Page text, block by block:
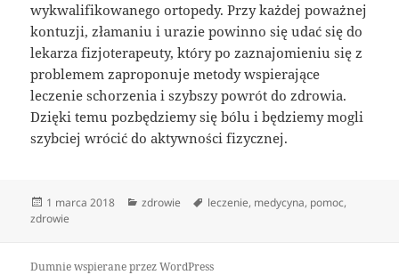
wykwalifikowanego ortopedy. Przy każdej poważnej
kontuzji, złamaniu i urazie powinno się udać się do
lekarza fizjoterapeuty, który po zaznajomieniu się z
problemem zaproponuje metody wspierające
leczenie schorzenia i szybszy powrót do zdrowia.
Dzięki temu pozbędziemy się bólu i będziemy mogli
szybciej wrócić do aktywności fizycznej.
Data
publikacji
1 marca 2018 Kategorie
zdrowie Tagi
leczenie, medycyna, pomoc,
zdrowie
Dumnie wspierane przez WordPress